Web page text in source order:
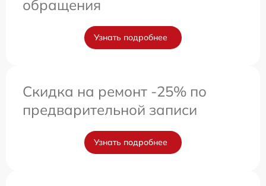
обращения
Узнать подробнее
Скидка на ремонт -25% по
предварительной записи
Узнать подробнее